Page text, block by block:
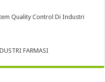
Quality Control Di Industri
FARMASI